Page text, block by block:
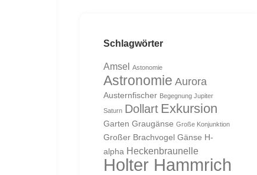
Schlagwörter
Amsel Astonomie
Astronomie Aurora
Austernfischer Begegnung Jupiter
Saturn Dollart Exkursion
Garten Graugänse Große Konjunktion
Großer Brachvogel Gänse H-
alpha Heckenbraunelle
Holter Hammrich